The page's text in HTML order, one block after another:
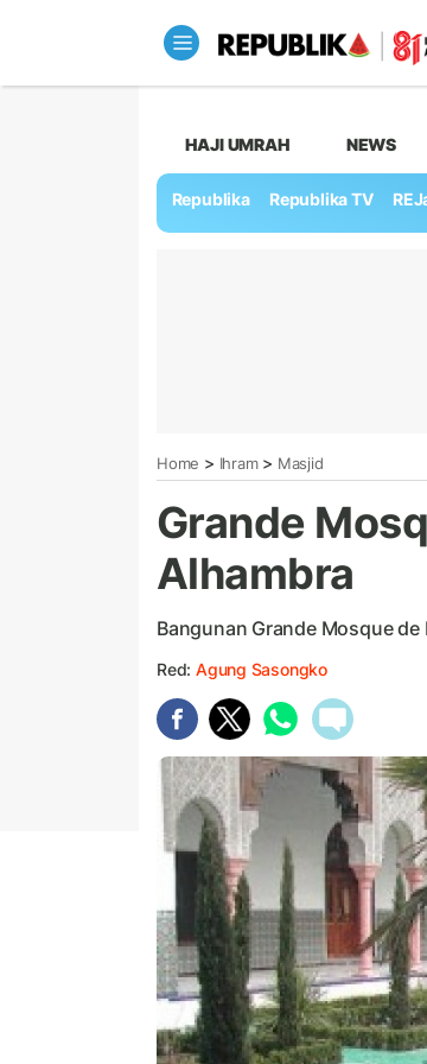
HAJI UMRAH NEWS
Republika Republika TV
Home > Ihram> Masjid
Grande
Alhambra
Bangunan Grande Mosque
Red: Agung Sasongko